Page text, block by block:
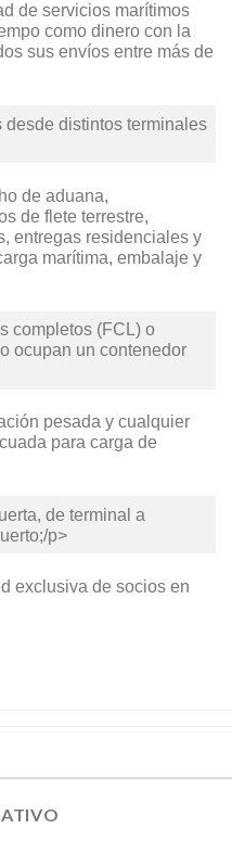
de servicios marítimos
como dinero con la
sus envíos entre más de
distintos terminales
de aduana,
de flete terrestre,
entregas residenciales y
marítima, embalaje y
completos (FCL) o
ocupan un contenedor
pesada y cualquier
para carga de
de terminal a
p>
exclusiva de socios en